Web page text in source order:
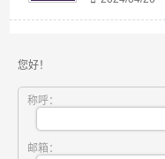
您好！
称呼：
邮箱：